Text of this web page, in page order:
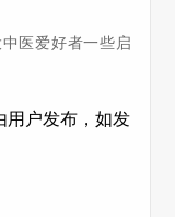
医爱好者一些启
用户发布，如发